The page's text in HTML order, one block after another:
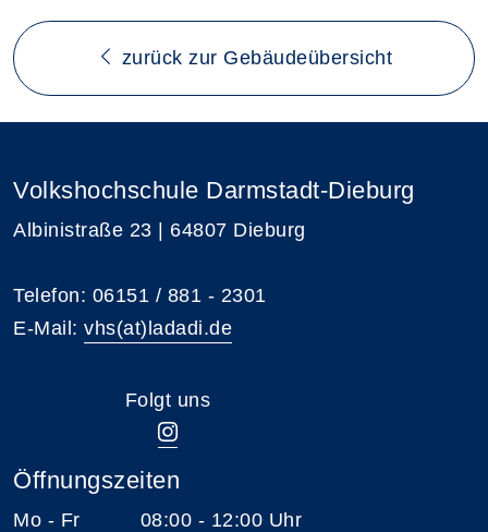
zurück zur Gebäudeübersicht
Volkshochschule Darmstadt-Dieburg
Albinistraße 23 | 64807 Dieburg
Telefon: 06151 / 881 - 2301
E-Mail: vhs(at)ladadi.de
Folgt uns
Öffnungszeiten
Mo - Fr 08:00 - 12:00 Uhr